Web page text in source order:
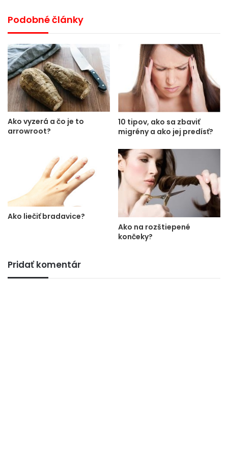
Podobné články
Ako vyzerá a čo je to
arrowroot?
10 tipov, ako sa zbaviť
migrény a ako jej predísť?
Ako liečiť bradavice?
Ako na rozštiepené
končeky?
Pridať komentár